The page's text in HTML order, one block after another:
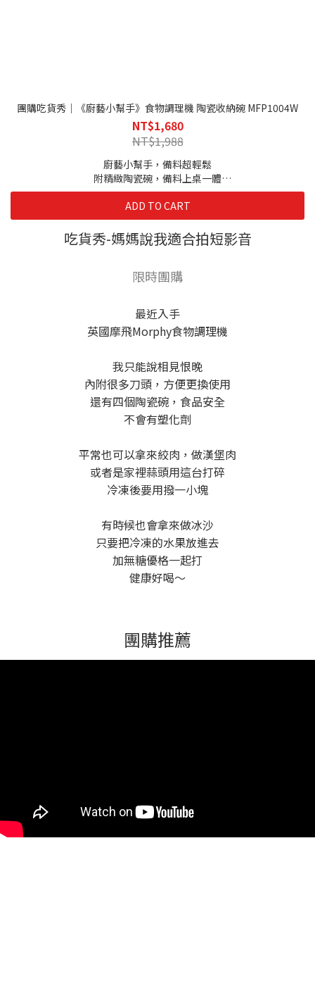
團購吃貨秀｜《廚藝小幫手》食物調理機 陶瓷收納碗 MFP1004W
NT$1,680
NT$1,988
廚藝小幫手，備料超輕鬆
附精緻陶瓷碗，備料上桌一體
強力切碎功能，省時又省力
英國摩飛品牌，品質有保障
◆型號：MFP1004W
◆額定電壓：110V/60Hz
◆產品尺寸(主機)：L39 x W19 x H27 cm
◆產地：中國
◆保固：正常使用下保固1年
ADD TO CART
吃貨秀-媽媽說我適合拍短影音
限時團購
最近入手
英國摩飛Morphy食物調理機
我只能說相見恨晚
內附很多刀頭，方便更換使用
還有四個陶瓷碗，食品安全
不會有塑化劑
平常也可以拿來絞肉，做漢堡肉
或者是家裡蒜頭用這台打碎
冷凍後要用撥一小塊
有時候也會拿來做冰沙
只要把冷凍的水果放進去
加無糖優格一起打
健康好喝～
團購推薦